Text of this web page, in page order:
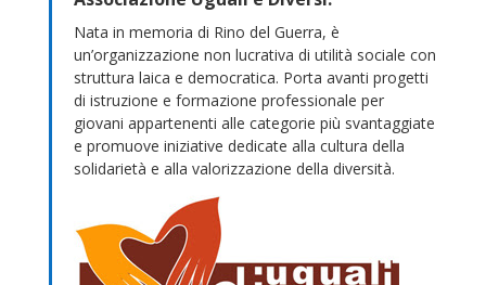
Nata in memoria di Rino del Guerra, è
un’organizzazione non lucrativa di utilità sociale con
struttura laica e democratica. Porta avanti progetti
di istruzione e formazione professionale per
giovani appartenenti alle categorie più svantaggiate
e promuove iniziative dedicate alla cultura della
solidarietà e alla valorizzazione della diversità.